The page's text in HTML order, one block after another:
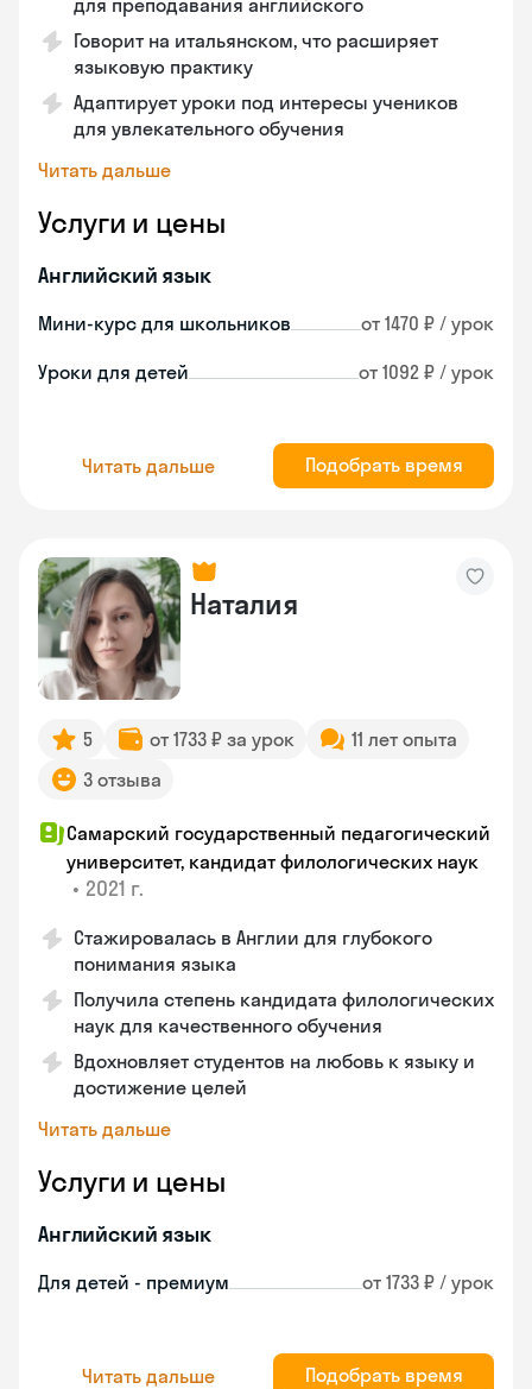
для преподавания английского
Говорит на итальянском, что расширяет
языковую практику
Адаптирует уроки под интересы учеников
для увлекательного обучения
Читать дальше
Услуги и цены
Английский язык
Мини-курс для школьников от 1470 ₽ / урок
Уроки для детей от 1092 ₽ / урок
Читать дальше Подобрать время
Наталия
5 от 1733 ₽ за урок
11 лет опыта
3 отзыва
Самарский государственный педагогический
университет, кандидат филологических наук
• 2021 г.
Стажировалась в Англии для глубокого
понимания языка
Получила степень кандидата филологических
наук для качественного обучения
Вдохновляет студентов на любовь к языку и
достижение целей
Читать дальше
Услуги и цены
Английский язык
Для детей - премиум от 1733 ₽ / урок
Читать дальше Подобрать время